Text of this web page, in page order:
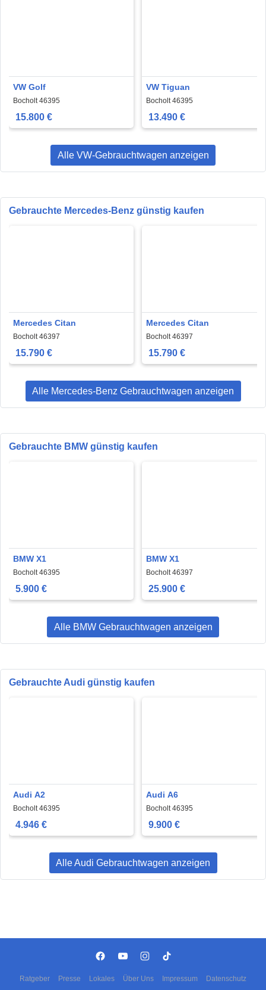
VW Golf
Bocholt 46395
15.800 €
VW Tiguan
Bocholt 46395
13.490 €
Alle VW-Gebrauchtwagen anzeigen
Gebrauchte Mercedes-Benz günstig kaufen
Mercedes Citan
Bocholt 46397
15.790 €
Mercedes Citan
Bocholt 46397
15.790 €
Alle Mercedes-Benz Gebrauchtwagen anzeigen
Gebrauchte BMW günstig kaufen
BMW X1
Bocholt 46395
5.900 €
BMW X1
Bocholt 46397
25.900 €
Alle BMW Gebrauchtwagen anzeigen
Gebrauchte Audi günstig kaufen
Audi A2
Bocholt 46395
4.946 €
Audi A6
Bocholt 46395
9.900 €
Alle Audi Gebrauchtwagen anzeigen
Ratgeber Presse Lokales Über Uns Impressum Datenschutz